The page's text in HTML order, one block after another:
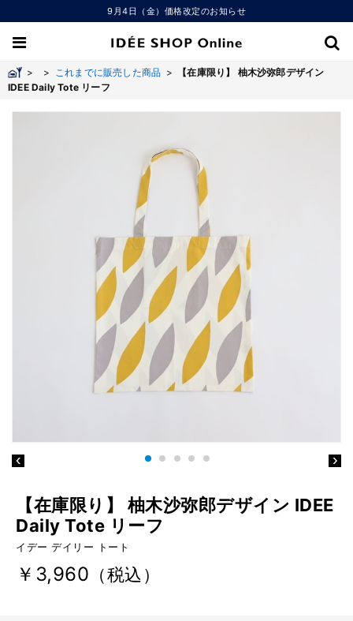
9月4日（金）価格改定のお知らせ
> > これまでに販売した商品 >
【在庫限り】 柚木沙弥郎デザイン
IDEE Daily Tote リーフ
【在庫限り】 柚木沙弥郎デザイン IDEE
Daily Tote リーフ
イデー デイリー トート
￥3,960 （税込）